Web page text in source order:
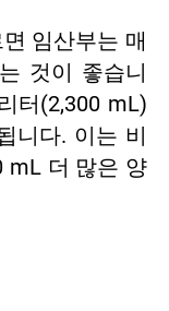
임산부는 매
것이 좋습니
터(2,300 mL)
니다. 이는 비
mL 더 많은 양